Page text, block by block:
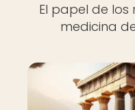
El papel de los
medicina